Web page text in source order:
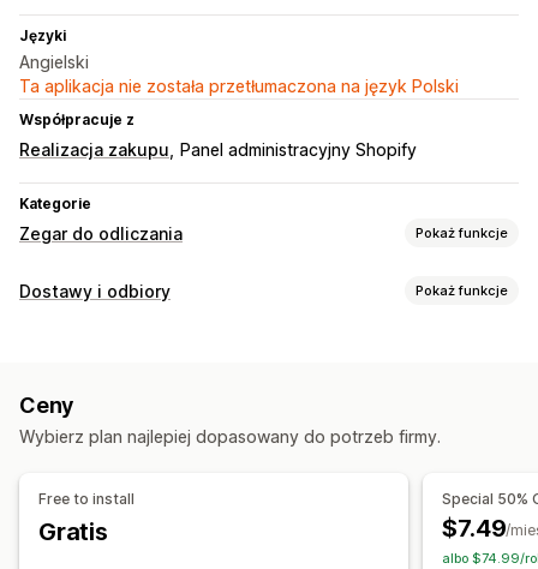
Języki
Angielski
Ta aplikacja nie została przetłumaczona na język Polski
Współpracuje z
Realizacja zakupu Panel administracyjny Shopify
Kategorie
Zegar do odliczania Pokaż funkcje
Opcje wyświetlania
Opcje liczenia czasu
Typ licznika czasu
Zamówienia w przedsprzedaży
Ostateczny termin wysyłki
Dostawy i odbiory Pokaż funkcje
Zegary do odliczania
Ceny
Wybierz plan najlepiej dopasowany do potrzeb firmy.
Free to install
Gratis
Special 50%
$7.49/
albo $74.99/